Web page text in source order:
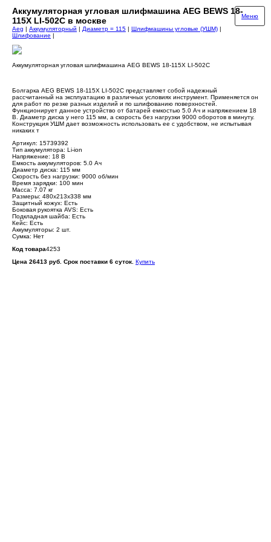
Аккумуляторная угловая шлифмашина AEG BEWS 18-
115X LI-502C в москве
Меню
Aeg | Аккумуляторный | Диаметр = 115 | Шлифмашины угловые (УШМ) |
Шлифование |
Аккумуляторная угловая шлифмашина AEG BEWS 18-115X LI-502C
Болгарка AEG BEWS 18-115X LI-502C представляет собой надежный
рассчитанный на эксплуатацию в различных условиях инструмент. Применяется он
для работ по резке разных изделий и по шлифованию поверхностей.
Функционирует данное устройство от батарей емкостью 5.0 Ач и напряжением 18
В. Диаметр диска у него 115 мм, а скорость без нагрузки 9000 оборотов в минуту.
Конструкция УШМ дает возможность использовать ее с удобством, не испытывая
никаких т
Артикул: 15739392
Тип аккумулятора: Li-ion
Напряжение: 18 В
Емкость аккумуляторов: 5.0 Ач
Диаметр диска: 115 мм
Скорость без нагрузки: 9000 об/мин
Время зарядки: 100 мин
Масса: 7.07 кг
Размеры: 480х213х338 мм
Защитный кожух: Есть
Боковая рукоятка AVS: Есть
Подкладная шайба: Есть
Кейс: Есть
Аккумуляторы: 2 шт.
Сумка: Нет
Код товара4253
Цена 26413 руб. Срок поставки 6 суток. Купить